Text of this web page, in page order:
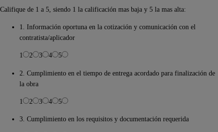
Califique de 1 a 5, siendo 1 la calificación mas baja y 5 la mas alta:
1. Información oportuna en la cotización y comunicación con el
contratista/aplicador
1 2 3 4 5
2. Cumplimiento en el tiempo de entrega acordado para finalización de
la obra
1 2 3 4 5
3. Cumplimiento en los requisitos y documentación requerida